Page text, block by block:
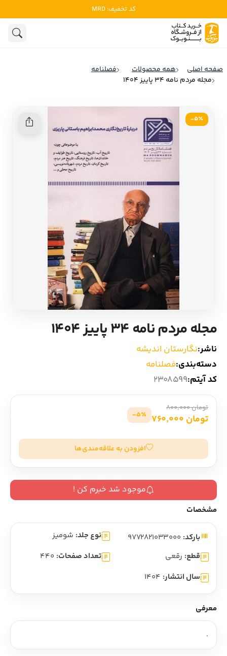
کد تخفیف: MRD
ادبیات
روانشناسی
تاریخ و سیاست
علوم اجتماعی
ادیان و اساطیر
ادبیات آمریکا
ادبیات ایتالیا
ادبیات روسیه
ادبیات آمریکای لاتین
ادبیات آلمان
ادبیات ترکیه
ادبیات آسیا
سایر کشورهای اروپا
داستان کوتاه
شعر و متون کهن
ادبیات
صفحه اصلی همه محصولات
فصلنامه
مجله مردم نامه 34 پاییز 1404
5٪-
مجله مردم نامه 34 پاییز 1404
ناشر:نگارستان اندیشه
دسته‌بندی:فصلنامه
کد آیتم:2308599
تومان 800,000
تومان 760,000 5٪-
افزودن به علاقه‌مندی‌ها
موجود شد خبرم کن !
مشخصات
بارکد: نوع جلد: شومیز
قطع: رقعی تعداد صفحات: 440
سال انتشار: 1404
معرفی
.